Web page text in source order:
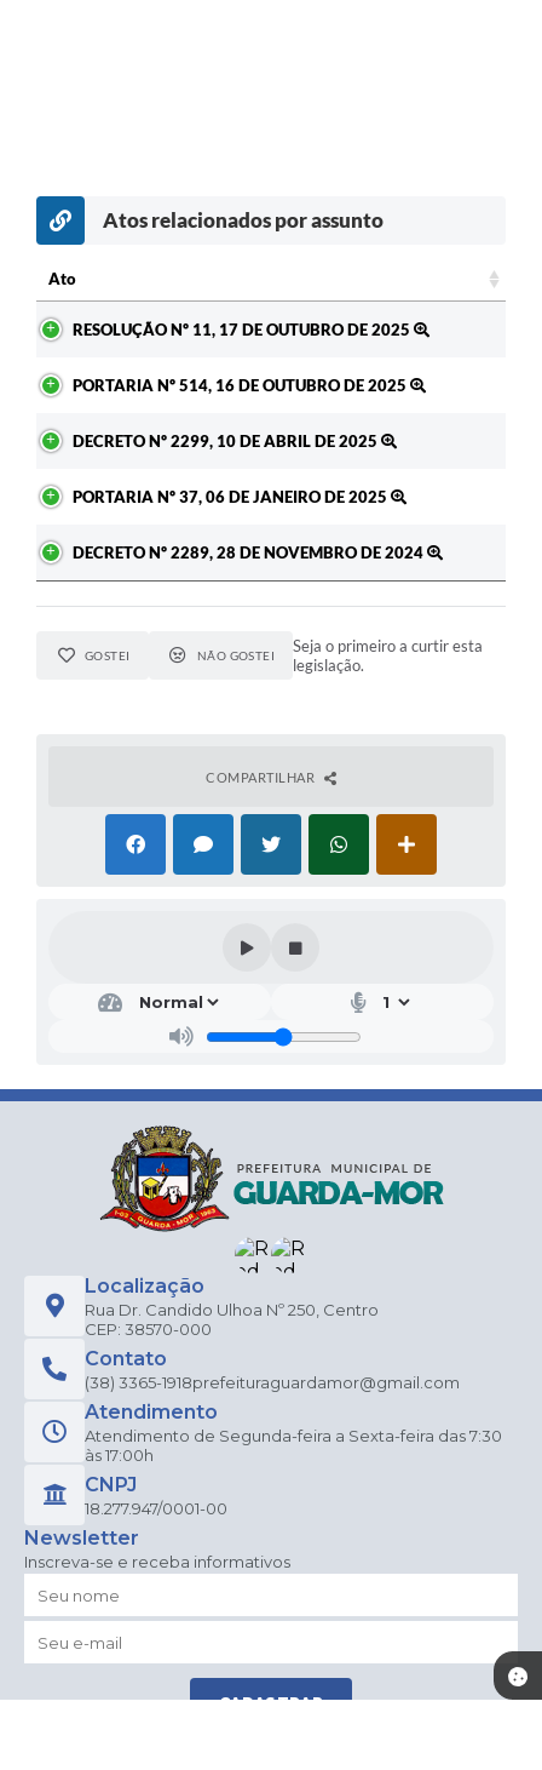
Atos relacionados por assunto
Ato
RESOLUÇÃO Nº 11, 17 DE OUTUBRO DE 2025
PORTARIA Nº 514, 16 DE OUTUBRO DE 2025
DECRETO Nº 2299, 10 DE ABRIL DE 2025
PORTARIA Nº 37, 06 DE JANEIRO DE 2025
DECRETO Nº 2289, 28 DE NOVEMBRO DE 2024
GOSTEI NÃO GOSTEI
Seja o primeiro a curtir esta
legislação.
COMPARTILHAR
Localização
Rua Dr. Candido Ulhoa Nº 250, Centro
CEP: 38570-000
Contato
(38) 3365-1918prefeituraguardamor@gmail.com
Atendimento
Atendimento de Segunda-feira a Sexta-feira das 7:30
às 17:00h
CNPJ
18.277.947/0001-00
Newsletter
Inscreva-se e receba informativos
CADASTRAR